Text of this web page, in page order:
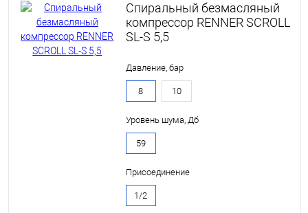
Спиральный безмасляный
компрессор RENNER SCROLL
SL-S 5,5
Давление, бар
8 10
Уровень шума, Дб
59
Присоединение
1/2